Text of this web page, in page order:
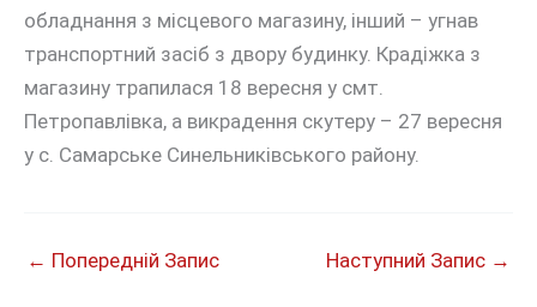
обладнання з місцевого магазину, інший – угнав
транспортний засіб з двору будинку. Крадіжка з
магазину трапилася 18 вересня у смт.
Петропавлівка, а викрадення скутеру – 27 вересня
у с. Самарське Синельниківського району.
← Попередній Запис Наступний Запис →